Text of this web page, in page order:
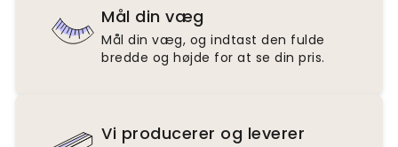
Mål din væg
Mål din væg, og indtast den fulde
bredde og højde for at se din pris.
Vi producerer og leverer